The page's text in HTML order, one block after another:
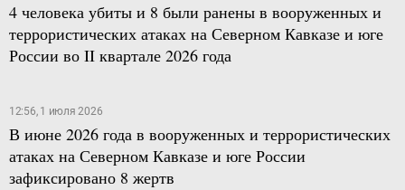
4 человека убиты и 8 были ранены в вооруженных и
террористических атаках на Северном Кавказе и юге
России во II квартале 2026 года
12:56, 1 июля 2026
В июне 2026 года в вооруженных и террористических
атаках на Северном Кавказе и юге России
зафиксировано 8 жертв